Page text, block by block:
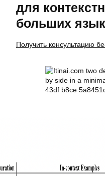
для
больших
Получить консультацию